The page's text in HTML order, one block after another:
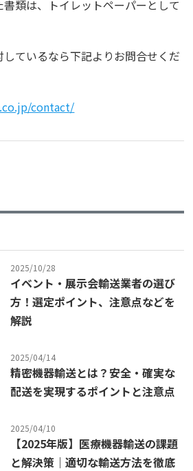
類は、トイレットペーパーとして
ているなら下記よりお問合せくだ
contact/
2025/10/28
イベント・展示会輸送業者の選び
方！選定ポイント、注意点などを
解説
2025/04/14
精密機器輸送とは？安全・確実な
配送を実現するポイントと注意点
2025/04/10
【2025年版】医療機器輸送の課題
と解決策｜適切な輸送方法を徹底